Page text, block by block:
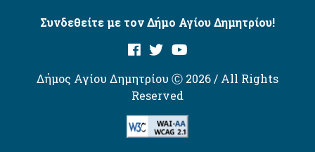
Συνδεθείτε με τον Δήμο Αγίου Δημητρίου!
Δήμος Αγίου Δημητρίου Ⓒ 2026 / All Rights
Reserved